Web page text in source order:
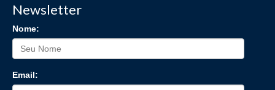
Newsletter
Nome:
Email: